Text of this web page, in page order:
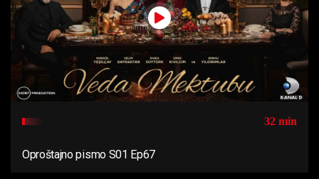
32 min
Oproštajno pismo S01 Ep67